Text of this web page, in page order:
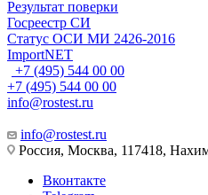
Результат поверки
Госреестр СИ
Статус ОСИ МИ 2426-2016
ImportNET
+7 (495) 544 00 00
+7 (495) 544 00 00
info@rostest.ru
info@rostest.ru
Россия, Москва, 117418,
Вконтакте